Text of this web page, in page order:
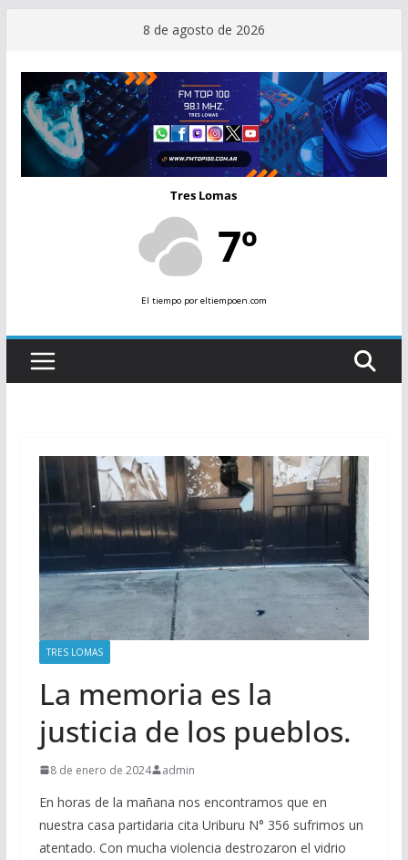
contenido
8 de agosto de 2026
Tres Lomas
7º
El tiempopor eltiempoen.com
TRES LOMAS
La memoria es la
justicia de los pueblos.
8 de enero de 2024 admin
En horas de la mañana nos encontramos que en
nuestra casa partidaria cita Uriburu N° 356 sufrimos un
atentado. Con mucha violencia destrozaron el vidrio